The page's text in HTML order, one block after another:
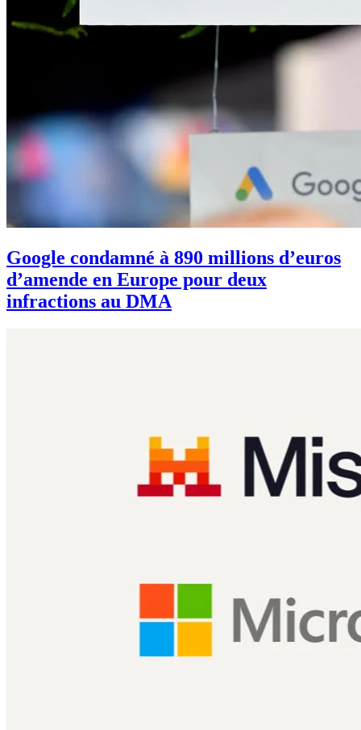
Google condamné à 890 millions d’euros
d’amende en Europe pour deux
infractions au DMA